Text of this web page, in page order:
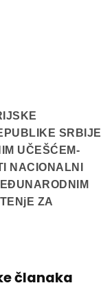
SRBIJE
UČEŠĆEM-
NACIONALNI
ZA
članaka